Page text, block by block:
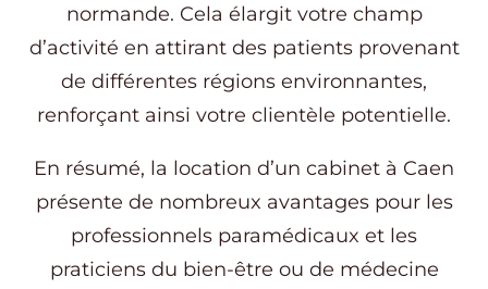
normande. Cela élargit votre champ
d’activité en attirant des patients provenant
de différentes régions environnantes,
renforçant ainsi votre clientèle potentielle.
En résumé, la location d’un cabinet à Caen
présente de nombreux avantages pour les
professionnels paramédicaux et les
praticiens du bien-être ou de médecine